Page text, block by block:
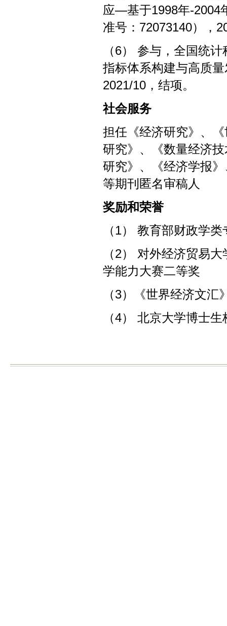
应—基于1998年-2004
准号：72073140），
（6） 参与，全国统
指标体系构建与高质
2021/10，结项。
社会服务
担任《经济研究》、
研究》、《数量经济
研究》、《经济学报
等期刊匿名审稿人
奖励和荣誉
（1） 教育部财政学
（2） 对外经济贸易
学能力大赛二等奖
（3）《世界经济文
（4） 北京大学博士